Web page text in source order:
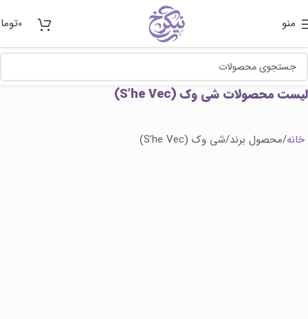
منو 0
لیست محصولات شی وک (S’he Vec)
خانه محصول برند شی وک (S’he Vec)